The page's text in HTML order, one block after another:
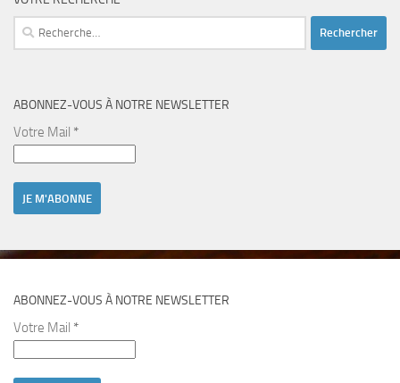
Rechercher :
ABONNEZ-VOUS À NOTRE NEWSLETTER
Votre Mail *
ABONNEZ-VOUS À NOTRE NEWSLETTER
Votre Mail *